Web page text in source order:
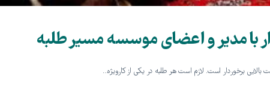
با مدیر و اعضای موسسه مسیر طلبه
برخوردار است. لازم است هر طلبه در یکی از کارویژه…